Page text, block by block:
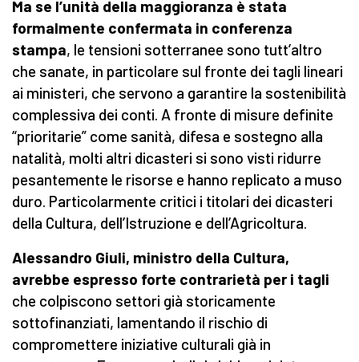
Ma se l’unità della maggioranza è stata
formalmente confermata in conferenza
stampa, le tensioni sotterranee sono tutt’altro
che sanate, in particolare sul fronte dei tagli lineari
ai ministeri, che servono a garantire la sostenibilità
complessiva dei conti. A fronte di misure definite
“prioritarie” come sanità, difesa e sostegno alla
natalità, molti altri dicasteri si sono visti ridurre
pesantemente le risorse e hanno replicato a muso
duro. Particolarmente critici i titolari dei dicasteri
della Cultura, dell’Istruzione e dell’Agricoltura.
Alessandro Giuli, ministro della Cultura,
avrebbe espresso forte contrarietà per i tagli
che colpiscono settori già storicamente
sottofinanziati, lamentando il rischio di
compromettere iniziative culturali già in